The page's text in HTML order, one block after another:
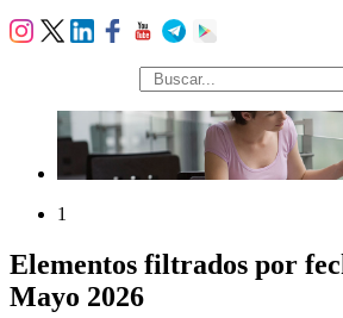
búsqueda
1
Elementos filtrados por
Mayo 2026